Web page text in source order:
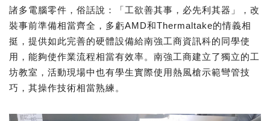
諸多電腦零件，俗話說：「工欲善其事，必先利其器」，改
裝事前準備相當齊全，多虧AMD和Thermaltake的情義相
挺，提供如此完善的硬體設備給南強工商資訊科的同學使
用，能夠使作業流程相當有效率。南強工商建立了獨立的工
坊教室，活動現場中也有學生實際使用熱風槍示範彎管技
巧，其操作技術相當熟練。